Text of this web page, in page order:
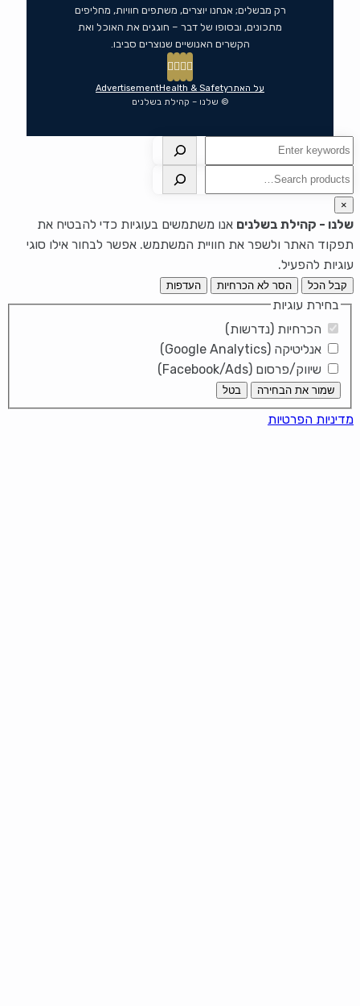
רק מבשלים; אנחנו יוצרים, משתפים חוויות, מחליפים
מתכונים, ובסופו של דבר – חוגגים את האוכל ואת
הקשרים האנושיים שנוצרים סביבו.
על האתרHealth & Safety
Advertisement
© שלנו – קהילת בשלנים
חיפוש
חיפוש
×
שלנו - קהילת בשלנים אנו משתמשים בעוגיות כדי להבטיח את
תפקוד האתר ולשפר את חוויית המשתמש. אפשר לבחור אילו סוגי
עוגיות להפעיל.
קבל הכל הסר לא הכרחיות העדפות
בחירת עוגיות
הכרחיות (נדרשות)
אנליטיקה (Google Analytics)
שיווק/פרסום (Facebook/Ads)
שמור את הבחירה בטל
מדיניות הפרטיות